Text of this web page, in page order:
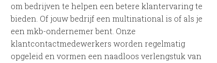
om bedrijven te helpen een betere klantervaring te
bieden. Of jouw bedrijf een multinational is of als je
een mkb-ondernemer bent. Onze
klantcontactmedewerkers worden regelmatig
opgeleid en vormen een naadloos verlengstuk van